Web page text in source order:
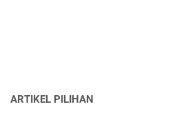
ARTIKEL PILIHAN